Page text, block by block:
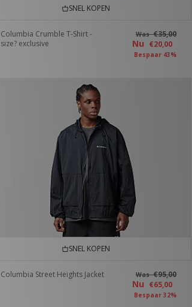
SNEL KOPEN
Columbia Crumble T-Shirt -
size? exclusive
Was€35,00
Nu €20,00
Bespaar 43%
SNEL KOPEN
Columbia Street Heights Jacket Was€95,00
Nu €65,00
Bespaar 32%